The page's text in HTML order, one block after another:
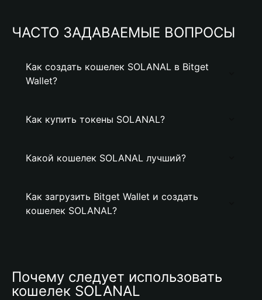
ЧАСТО ЗАДАВАЕМЫЕ ВОПРОСЫ
Как создать кошелек SOLANAL в Bitget
Wallet?
Как купить токены SOLANAL?
Какой кошелек SOLANAL лучший?
Как загрузить Bitget Wallet и создать
кошелек SOLANAL?
Почему следует использовать
кошелек SOLANAL